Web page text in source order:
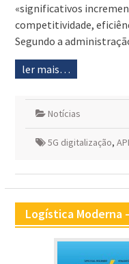
«significativos
competitividade,
Segundo a
ler mais…
Notícias
5G digitalização,
Logística Moderna